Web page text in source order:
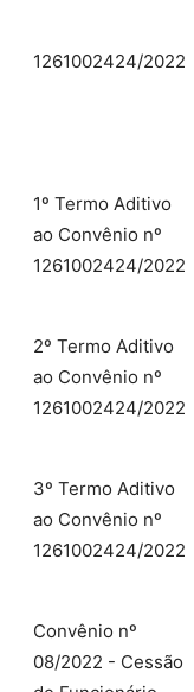
1261002424/2022
1º Termo Aditivo
ao Convênio nº
1261002424/2022
2º Termo Aditivo
ao Convênio nº
1261002424/2022
3º Termo Aditivo
ao Convênio nº
1261002424/2022
Convênio nº
08/2022 - Cessão